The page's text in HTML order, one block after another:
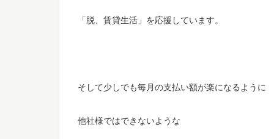
「脱、賃貸生活」を応援しています。
そして少しでも毎月の支払い額が楽になるように
他社様ではできないような